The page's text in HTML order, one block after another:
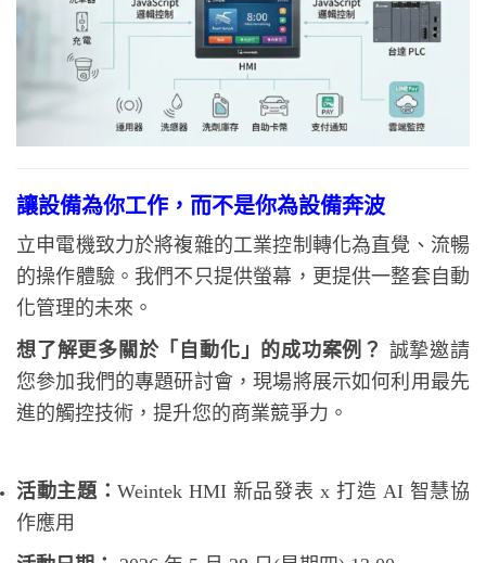
讓設備為你工作，而不是你為設備奔波
立申電機致力於將複雜的工業控制轉化為直覺、流暢
的操作體驗。我們不只提供螢幕，更提供一整套自動
化管理的未來。
想了解更多關於「自動化」的成功案例？ 誠摯邀請
您參加我們的專題研討會，現場將展示如何利用最先
進的觸控技術，提升您的商業競爭力。
活動主題：Weintek HMI 新品發表 x 打造 AI 智慧協
作應用